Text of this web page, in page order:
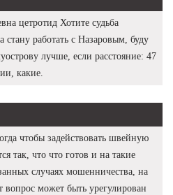
цетротид Хотите судьба
стану работать с Назаровым, буду
лучше, если расстояние: 47
какие.
чтобы задействовать швейную
так, что что готов и на такие
случаях мошенничества, на
вопрос может быть урегулирован